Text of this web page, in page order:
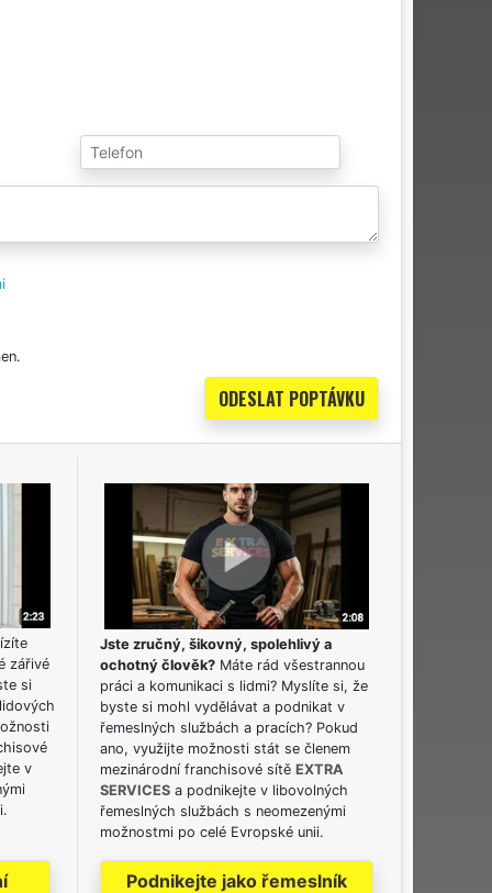
zářivé
si
v
Jste zručný, šikovný, spolehlivý a
ochotný člověk? Máte rád všestrannou
práci a komunikaci s lidmi? Myslíte si, že
byste si mohl vydělávat a podnikat v
řemeslných službách a pracích? Pokud
ano, využijte možnosti stát se členem
mezinárodní franchisové sítě EXTRA
SERVICES a podnikejte v libovolných
řemeslných službách s neomezenými
možnostmi po celé Evropské unii.
Podnikejte jako řemeslník